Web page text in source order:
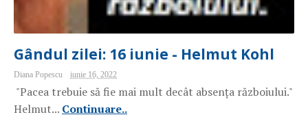
Gândul zilei: 16 iunie - Helmut Kohl
Diana Popescu iunie 16, 2022
"Pacea trebuie să fie mai mult decât absența războiului."
Helmut... Continuare..